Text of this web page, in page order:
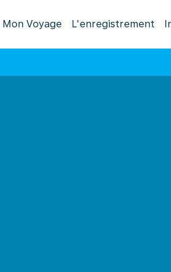
Mon Voyage L'enregistrement